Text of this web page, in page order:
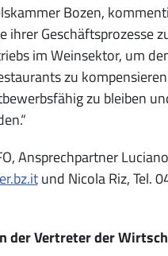
Bozen,
Geschäftsprozesse
im Weinsektor, um
zu
zu bleiben
Ansprechpartner
und Nicola Riz, Tel.
der Vertreter der